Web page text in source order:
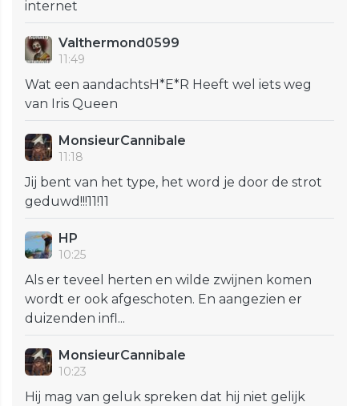
internet
Valthermond0599
11:49
Wat een aandachtsH*E*R Heeft wel iets weg
van Iris Queen
MonsieurCannibale
11:18
Jij bent van het type, het word je door de strot
geduwd!!!11!11
HP
10:25
Als er teveel herten en wilde zwijnen komen
wordt er ook afgeschoten. En aangezien er
duizenden infl...
MonsieurCannibale
10:23
Hij mag van geluk spreken dat hij niet gelijk